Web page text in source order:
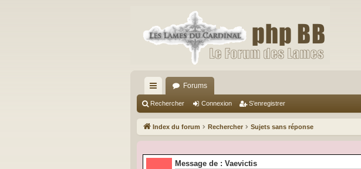
cc
ès
pi
Forums
Rechercher Connexion S’enregistrer
Index du forum Rechercher Sujets sans réponse
Message de : Vaevictis